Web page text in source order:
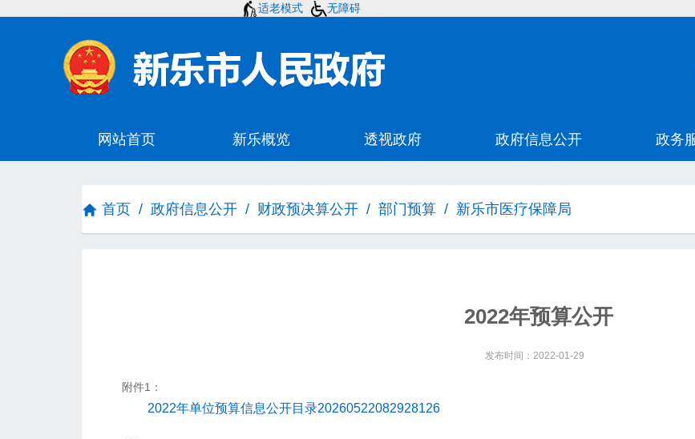
适老模式 无障碍
首页 / 政府信息公开 / 财政预决算公开 / 部门预算 / 新乐市医疗保障局
2022年预算公开
发布时间：2022-01-29
附件1：
2022年单位预算信息公开目录20260522082928126